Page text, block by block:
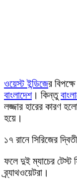
ওয়েস্ট ইন্ডিজের
বাংলাদেশ। কিন্তু
লজ্জার হারের কারণ
হয়ে।
১৭ রানে সিরিজের
ফলে দুই ম্যাচের
ব্র্যাথওয়েটরা।